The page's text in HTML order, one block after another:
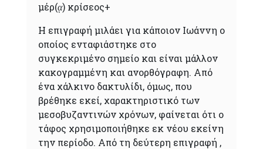
μέρ(ᾳ) κρίσεος+
Η επιγραφή μιλάει για κάποιον Ιωάννη ο
οποίος ενταφιάστηκε στο
συγκεκριμένο σημείο και είναι μάλλον
κακογραμμένη και ανορθόγραφη. Από
ένα χάλκινο δακτυλίδι, όμως, που
βρέθηκε εκεί, χαρακτηριστικό των
μεσοβυζαντινών χρόνων, φαίνεται ότι ο
τάφος χρησιμοποιήθηκε εκ νέου εκείνη
την περίοδο. Από τη δεύτερη επιγραφή ,